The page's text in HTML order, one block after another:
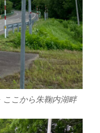
こから朱鞠内湖畔